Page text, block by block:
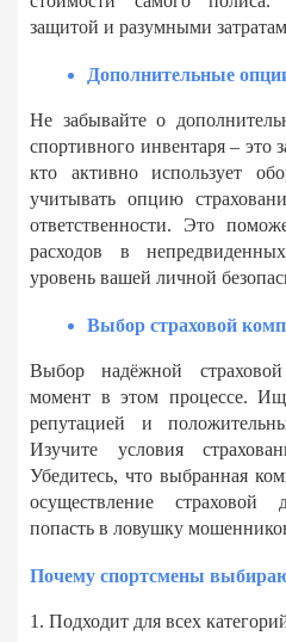
защитой и разумными
Дополнительные
Не забывайте о
спортивного инвентаря – это
кто активно использует
учитывать опцию
ответственности. Это
расходов в
уровень вашей личной
Выбор страховой
Выбор надёжной
момент в этом процессе.
репутацией и
Изучите условия
Убедитесь, что выбранная
осуществление страховой
попасть в ловушку
Почему спортсмены
1. Подходит для всех